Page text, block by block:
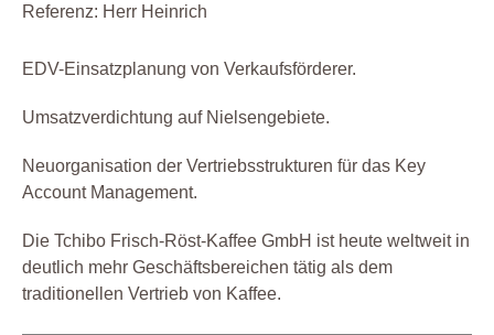
Referenz: Herr Heinrich
EDV-Einsatzplanung von Verkaufsförderer.
Umsatzverdichtung auf Nielsengebiete.
Neuorganisation der Vertriebsstrukturen für das Key
Account Management.
Die Tchibo Frisch-Röst-Kaffee GmbH ist heute weltweit in
deutlich mehr Geschäftsbereichen tätig als dem
traditionellen Vertrieb von Kaffee.